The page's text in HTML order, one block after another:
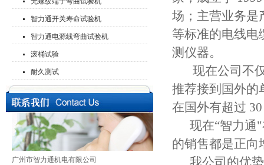
智力通开关寿命试验机
智力通电源线弯曲试验机
滚桶试验
耐久测试
广州市智力通机电有限公司
场；主营业务是
等标准的电线电
测仪器。
现在公司不仅
推荐接到国外的
在国外有超过
现在“智力通"
的销售都是正向
我公司的优势